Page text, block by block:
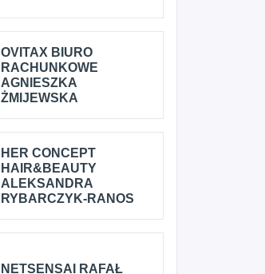
OVITAX BIURO
RACHUNKOWE
AGNIESZKA
ŻMIJEWSKA
HER CONCEPT
HAIR&BEAUTY
ALEKSANDRA
RYBARCZYK-RANOS
NETSENSAI RAFAŁ